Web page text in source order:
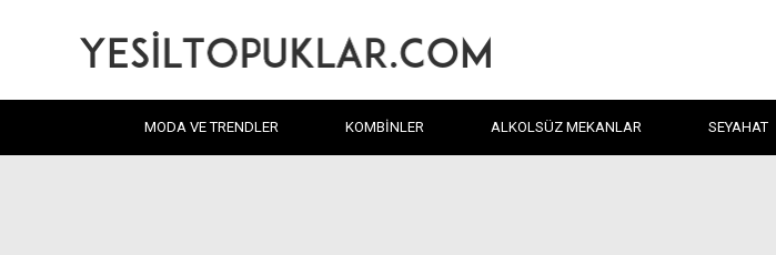
MODA VE TRENDLER KOMBINLER ALKOLSÜZ MEKANLAR SEYAHAT